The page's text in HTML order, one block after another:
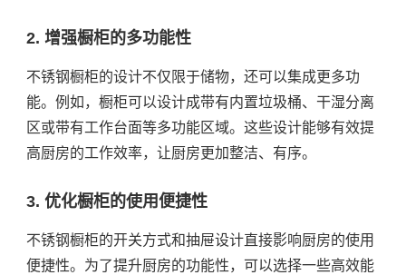
2. 增强橱柜的多功能性
不锈钢橱柜的设计不仅限于储物，还可以集成更多功
能。例如，橱柜可以设计成带有内置垃圾桶、干湿分离
区或带有工作台面等多功能区域。这些设计能够有效提
高厨房的工作效率，让厨房更加整洁、有序。
3. 优化橱柜的使用便捷性
不锈钢橱柜的开关方式和抽屉设计直接影响厨房的使用
便捷性。为了提升厨房的功能性，可以选择一些高效能